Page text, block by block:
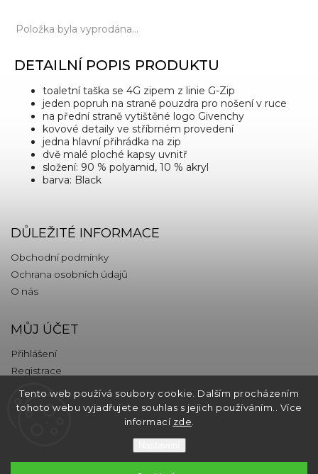
Tento web používá soubory cookie. Dalším procházením
tohoto webu vyjadřujete souhlas s jejich používáním.. Více
informací zde
Položka byla vyprodána…
DETAILNÍ POPIS PRODUKTU
toaletní taška se 4G zipem z linie G-Zip
jeden popruh na straně pouzdra pro nošení v ruce
na přední straně vytištěné logo Givenchy
kovové detaily ve stříbrném provedení
jedna hlavní přihrádka na zip
dvě malé ploché kapsy uvnitř
složení: 90 % polyamid, 10 % akryl
barva: Black
DŮLEŽITÉ INFORMACE
Obchodní podmínky
Ochrana osobních údajů
O nás
MŮJ ÚČET
Přihlášení
Registrace
KONTAKT